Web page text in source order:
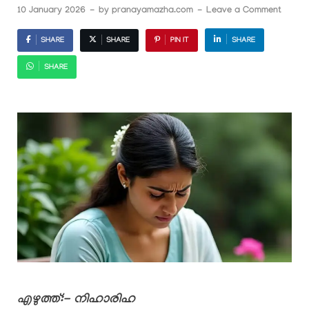
10 January 2026 - by pranayamazha.com - Leave a Comment
SHARE SHARE PIN IT SHARE
SHARE
എഴുത്ത്:- നിഹാരിഹ